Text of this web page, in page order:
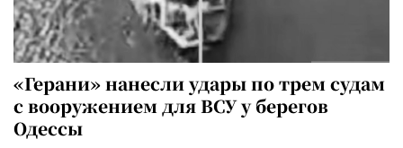
«Герани» нанесли удары по трем судам
с вооружением для ВСУ у берегов
Одессы